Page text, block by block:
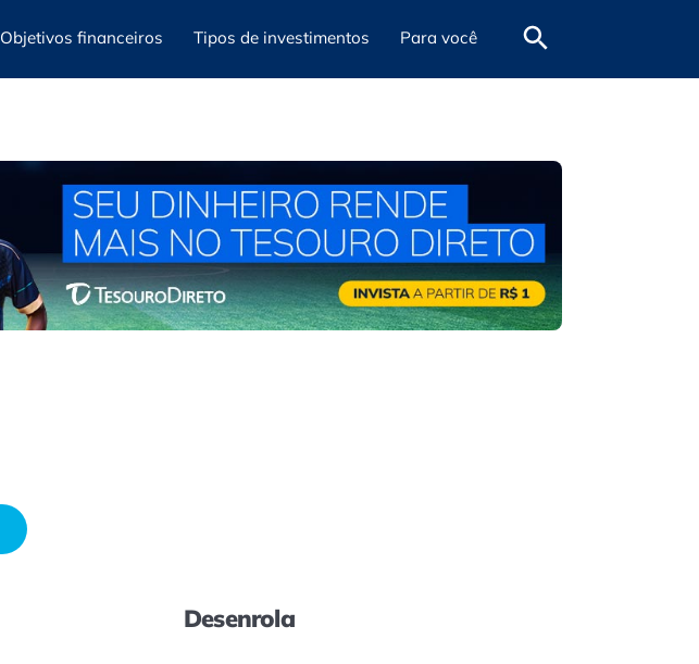
Objetivos financeiros Tipos de investimentos Para você
Desenrola